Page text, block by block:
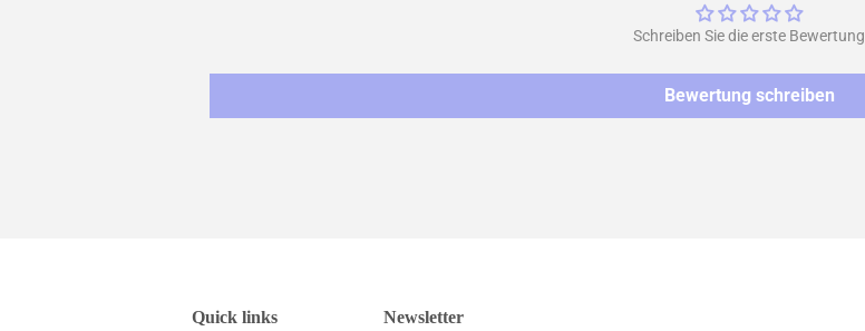
Schreiben Sie die erste Bewertung
Bewertung schreiben
Quick links Newsletter